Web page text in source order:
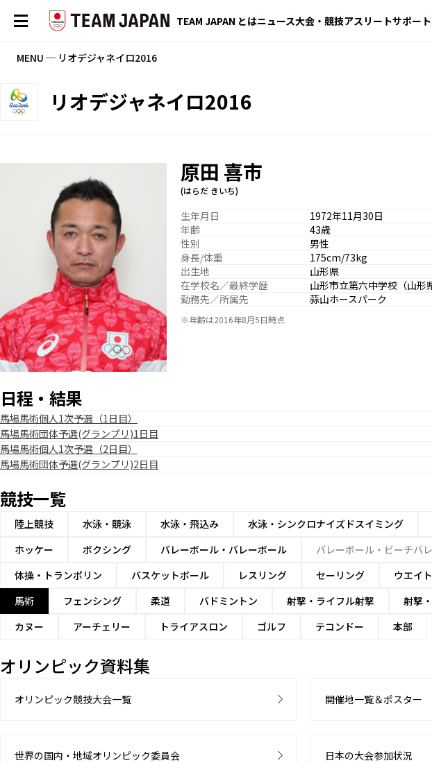
TEAM JAPAN とはニュース大会・競技アスリートサポート
MENU ─ リオデジャネイロ2016
リオデジャネイロ2016
原田 喜市
(はらだ きいち)
生年月日
1972年11月30日
年齢
43歳
性別
男性
身長/体重
175cm/73kg
出生地
山形県
在学校名／最終学歴
山形市立第六中学校（山形
勤務先／所属先
蒜山ホースパーク
※年齢は2016年8月5日時点
日程・結果
馬場馬術個人1次予選（1日目）
馬場馬術団体予選(グランプリ)1日目
馬場馬術個人1次予選（2日目）
馬場馬術団体予選(グランプリ)2日目
競技一覧
陸上競技 水泳・競泳 水泳・飛込み 水泳・シンクロナイズドスイミング
ホッケー
ボクシング バレーボール・バレーボール バレーボール・ビーチバ
体操・トランポリン
バスケットボール レスリング セーリング ウエイ
馬術
フェンシング 柔道 バドミントン 射撃・ライフル射撃 射撃
カヌー
アーチェリー トライアスロン ゴルフ テコンドー 本部
オリンピック資料集
オリンピック競技大会一覧 開催地一覧＆ポスター
世界の国内・地域オリンピック委員会 日本の大会参加状況